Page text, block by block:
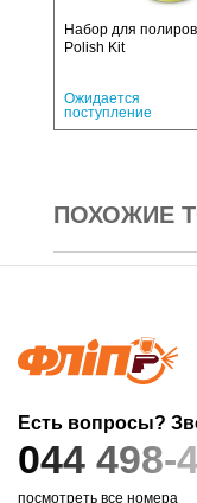
Набор для
Polish Kit
Ожидается
поступление
ПОХОЖИЕ
Есть вопросы?
044 498-
посмотреть все номера